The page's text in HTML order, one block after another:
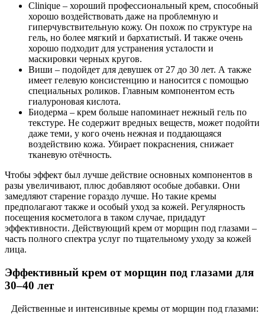
Clinique – хороший профессиональный крем, способный
хорошо воздействовать даже на проблемную и
гиперчувствительную кожу. Он похож по структуре на
гель, но более мягкий и бархатистый. И также очень
хорошо подходит для устранения усталости и
маскировки черных кругов.
Виши – подойдет для девушек от 27 до 30 лет. А также
имеет гелевую консистенцию и наносится с помощью
специальных роликов. Главным компонентом есть
гиалуроновая кислота.
Биодерма – крем больше напоминает нежный гель по
текстуре. Не содержит вредных веществ, может подойти
даже теми, у кого очень нежная и поддающаяся
воздействию кожа. Убирает покраснения, снижает
тканевую отёчность.
Чтобы эффект был лучше действие основных компонентов в
разы увеличивают, плюс добавляют особые добавки. Они
замедляют старение гораздо лучше. Но такие кремы
предполагают также и особый уход за кожей. Регулярность
посещения косметолога в таком случае, придадут
эффективности. Действующий крем от морщин под глазами –
часть полного спектра услуг по тщательному уходу за кожей
лица.
Эффективный крем от морщин под глазами для
30–40 лет
Действенные и интенсивные кремы от морщин под глазами: